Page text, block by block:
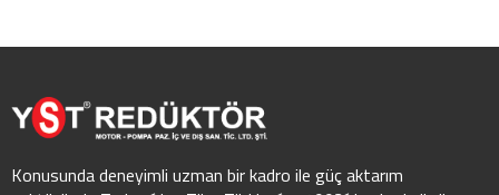
Konusunda deneyimli uzman bir kadro ile güç aktarım